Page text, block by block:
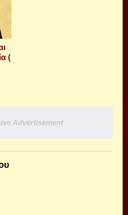
(
Advertisement